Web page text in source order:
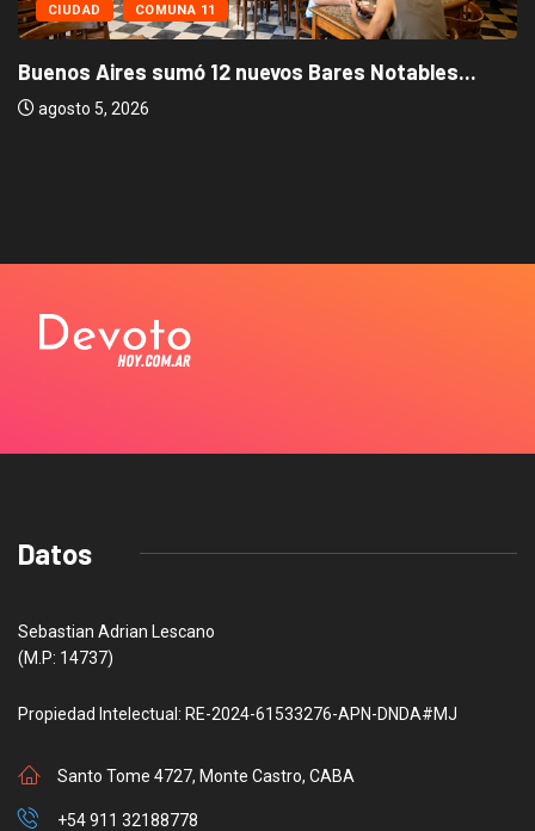
CIUDAD COMUNA 11
Buenos Aires sumó 12 nuevos Bares Notables...
agosto 5, 2026
Datos
Sebastian Adrian Lescano
(M.P: 14737)
Propiedad Intelectual: RE-2024-61533276-APN-DNDA#MJ
Santo Tome 4727, Monte Castro, CABA
+54 911 32188778